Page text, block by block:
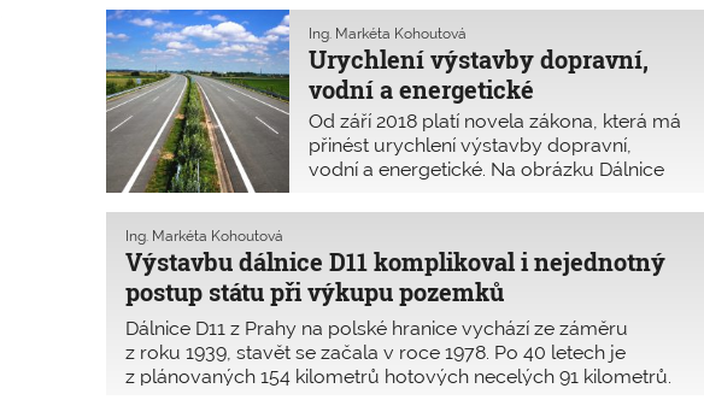
Urychlení výstavby dopravní,
vodní a energetické
infrastruktury od září 2018
Ing. Markéta Kohoutová
Od září 2018 platí novela zákona, která má
přinést urychlení výstavby dopravní,
vodní a energetické. Na obrázku Dálnice
potřebovala, staví se již 40 let a je
Výstavbu dálnice D11 komplikoval i nejednotný
postup státu při výkupu pozemků
Ing. Markéta Kohoutová
Dálnice D11 z Prahy na polské hranice vychází ze záměru
z roku 1939, stavět se začala v roce 1978. Po 40 letech je
z plánovaných 154 kilometrů hotových necelých 91 kilometrů.